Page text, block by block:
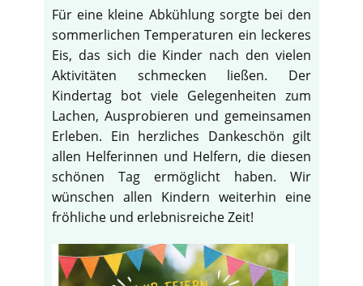
Für eine kleine Abkühlung sorgte bei den
sommerlichen Temperaturen ein leckeres
Eis, das sich die Kinder nach den vielen
Aktivitäten schmecken ließen. Der
Kindertag bot viele Gelegenheiten zum
Lachen, Ausprobieren und gemeinsamen
Erleben. Ein herzliches Dankeschön gilt
allen Helferinnen und Helfern, die diesen
schönen Tag ermöglicht haben. Wir
wünschen allen Kindern weiterhin eine
fröhliche und erlebnisreiche Zeit!